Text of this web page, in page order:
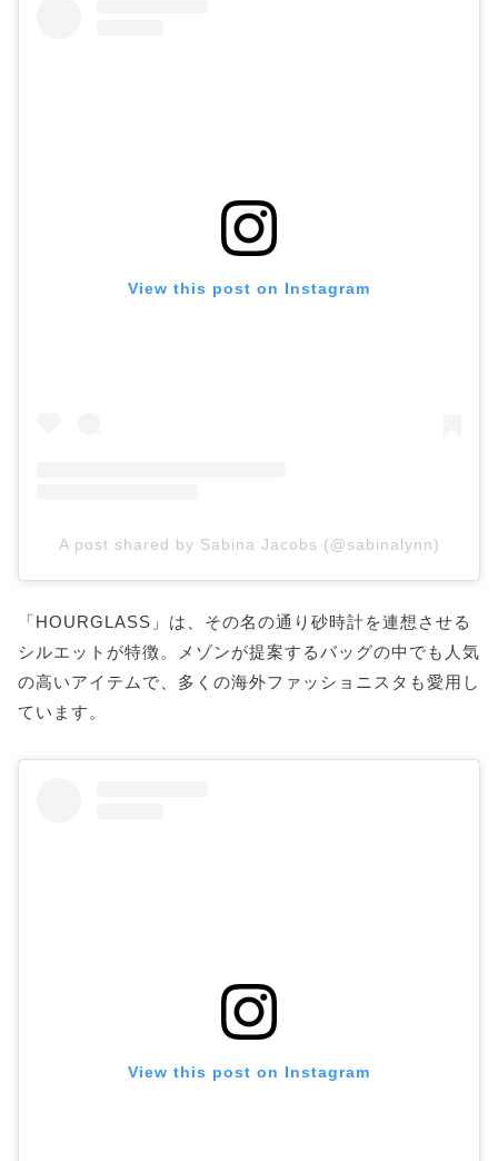
View this post on Instagram
A post shared by Sabina Jacobs (@sabinalynn)
「HOURGLASS」は、その名の通り砂時計を連想させる
シルエットが特徴。メゾンが提案するバッグの中でも人気
の高いアイテムで、多くの海外ファッショニスタも愛用し
ています。
View this post on Instagram